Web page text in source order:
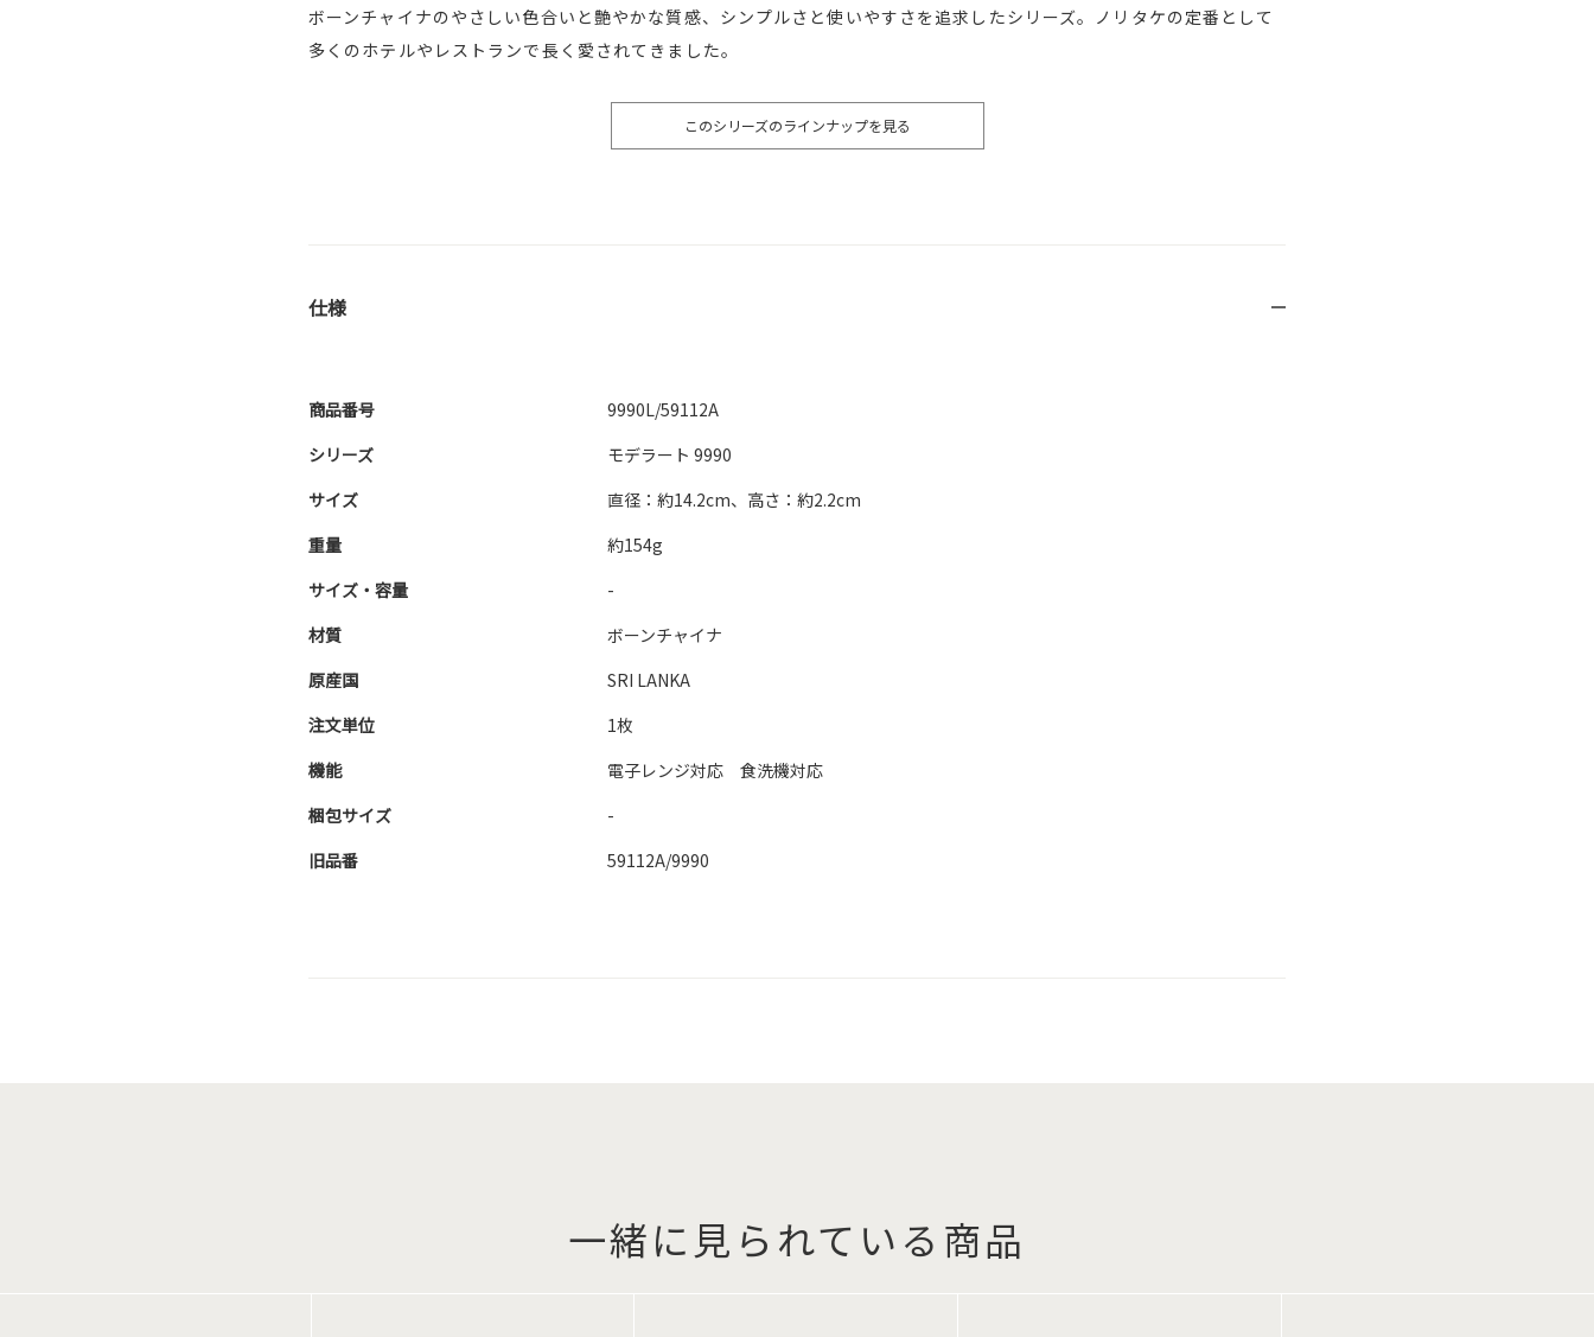
ボーンチャイナのやさしい色合いと艶やかな質感、シンプルさと使いやすさを追求したシリーズ。ノリタケの定番として
多くのホテルやレストランで長く愛されてきました。
このシリーズのラインナップを見る
仕様
商品番号
9990L/59112A
シリーズ
モデラート 9990
サイズ
直径：約14.2cm、高さ：約2.2cm
重量
約154g
サイズ・容量
-
材質
ボーンチャイナ
原産国
SRI LANKA
注文単位
1枚
機能
電子レンジ対応 食洗機対応
梱包サイズ
-
旧品番
59112A/9990
一緒に見られている商品